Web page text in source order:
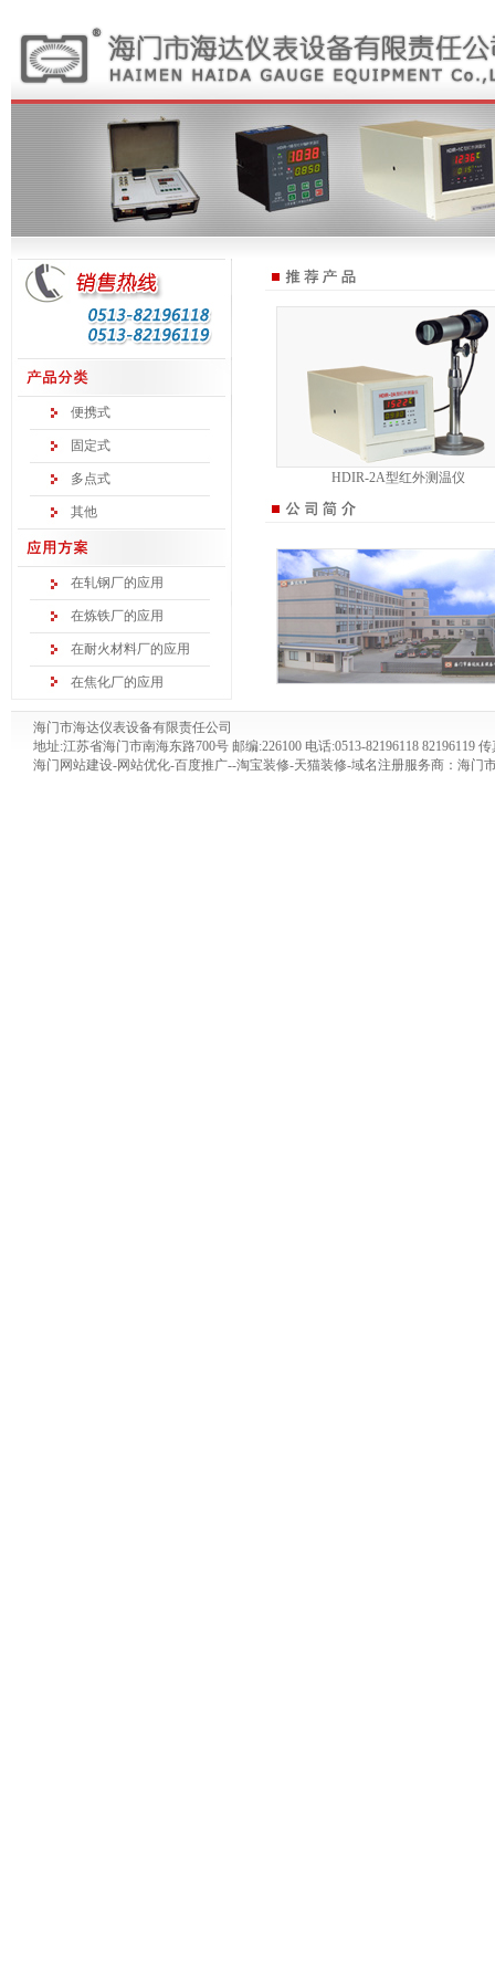
便携式
固定式
多点式
其他
在轧钢厂的应用
在炼铁厂的应用
在耐火材料厂的应用
在焦化厂的应用
HDIR-2A型红外测温仪
海门市海达仪表设备有限责任公司
地址:江苏省海门市南海东路700号 邮编:226100 电话:0513-82196118 82196119
海门网站建设-网站优化-百度推广--淘宝装修-天猫装修-域名注册服务商：海门